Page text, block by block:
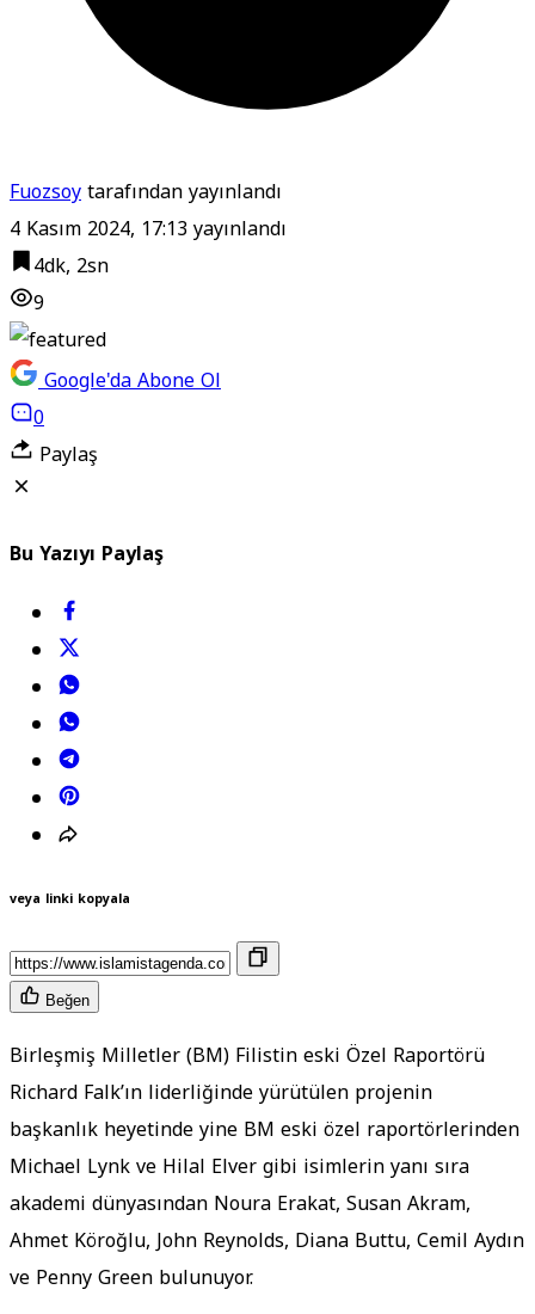
Fuozsoytarafından yayınlandı
4 Kasım 2024, 17:13yayınlandı
4dk, 2sn
9
Google'da Abone Ol
0
Paylaş
Bu Yazıyı Paylaş
veya linki kopyala
Beğen
Birleşmiş Milletler (BM) Filistin eski Özel Raportörü
Richard Falk’ın liderliğinde yürütülen projenin
başkanlık heyetinde yine BM eski özel raportörlerinden
Michael Lynk ve Hilal Elver gibi isimlerin yanı sıra
akademi dünyasından Noura Erakat, Susan Akram,
Ahmet Köroğlu, John Reynolds, Diana Buttu, Cemil Aydın
ve Penny Green bulunuyor.